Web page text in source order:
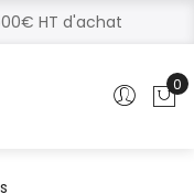
HT d'achat
0